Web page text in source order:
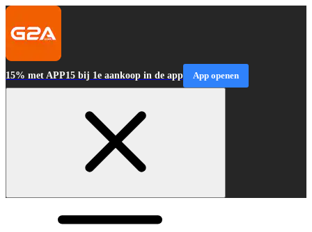
15% met APP15 bij 1e aankoop in de app App openen